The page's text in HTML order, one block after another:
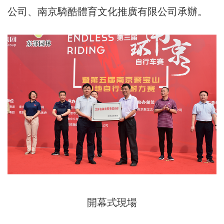
公司、南京騎酷體育文化推廣有限公司承辦。
開幕式現場